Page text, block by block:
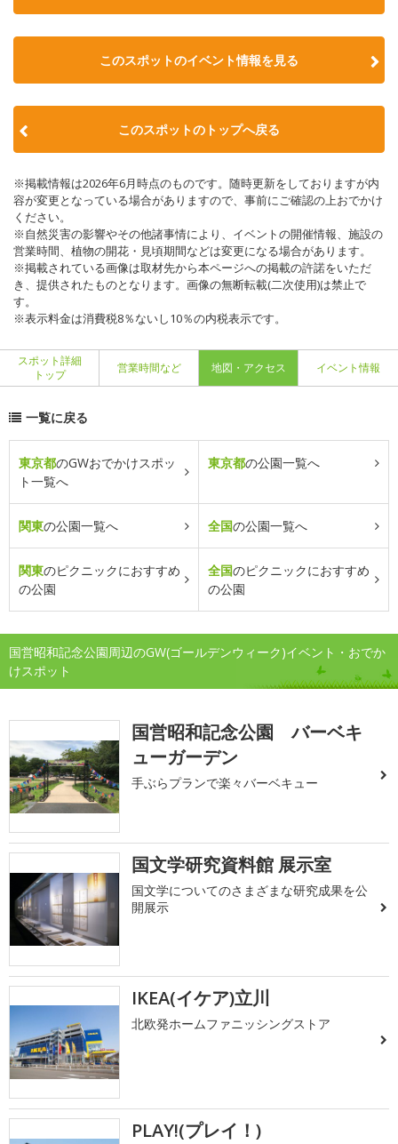
このスポットのイベント情報を見る
このスポットのトップへ戻る
※掲載情報は2026年6月時点のものです。随時更新をしておりますが内
容が変更となっている場合がありますので、事前にご確認の上おでかけ
ください。
※自然災害の影響やその他諸事情により、イベントの開催情報、施設の
営業時間、植物の開花・見頃期間などは変更になる場合があります。
※掲載されている画像は取材先から本ページへの掲載の許諾をいただ
き、提供されたものとなります。画像の無断転載(二次使用)は禁止で
す。
※表示料金は消費税8％ないし10％の内税表示です。
スポット詳細
トップ
営業時間など 地図・アクセス イベント情報
一覧に戻る
東京都のGWおでかけスポッ
ト一覧へ
東京都の公園一覧へ
関東の公園一覧へ 全国の公園一覧へ
関東のピクニックにおすすめ
の公園
全国のピクニックにおすすめ
の公園
国営昭和記念公園周辺のGW(ゴールデンウィーク)イベント・おでか
けスポット
国営昭和記念公園 バーベキ
ューガーデン
手ぶらプランで楽々バーベキュー
国文学研究資料館 展示室
国文学についてのさまざまな研究成果を公
開展示
IKEA(イケア)立川
北欧発ホームファニッシングストア
PLAY!(プレイ！)